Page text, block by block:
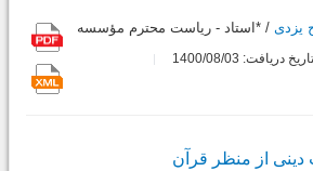
یزدی / *استاد - ریاست محترم مؤسسه
تاریخ دریافت: 1400/08/03
از منظر قرآن